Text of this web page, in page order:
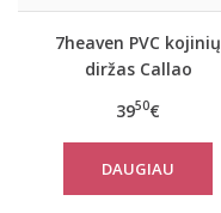
7heaven PVC kojinių
diržas Callao
3950€
DAUGIAU